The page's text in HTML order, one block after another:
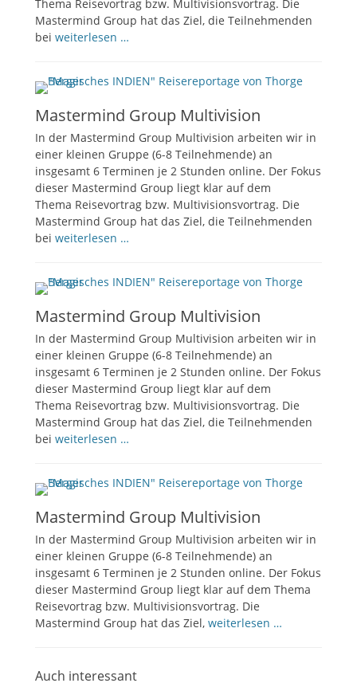
Thema Reisevortrag bzw. Multivisionsvortrag. Die
Mastermind Group hat das Ziel, die Teilnehmenden
bei weiterlesen …
Mastermind Group Multivision
In der Mastermind Group Multivision arbeiten wir in
einer kleinen Gruppe (6-8 Teilnehmende) an
insgesamt 6 Terminen je 2 Stunden online. Der Fokus
dieser Mastermind Group liegt klar auf dem
Thema Reisevortrag bzw. Multivisionsvortrag. Die
Mastermind Group hat das Ziel, die Teilnehmenden
bei weiterlesen …
Mastermind Group Multivision
In der Mastermind Group Multivision arbeiten wir in
einer kleinen Gruppe (6-8 Teilnehmende) an
insgesamt 6 Terminen je 2 Stunden online. Der Fokus
dieser Mastermind Group liegt klar auf dem
Thema Reisevortrag bzw. Multivisionsvortrag. Die
Mastermind Group hat das Ziel, die Teilnehmenden
bei weiterlesen …
Mastermind Group Multivision
In der Mastermind Group Multivision arbeiten wir in
einer kleinen Gruppe (6-8 Teilnehmende) an
insgesamt 6 Terminen je 2 Stunden online. Der Fokus
dieser Mastermind Group liegt klar auf dem Thema
Reisevortrag bzw. Multivisionsvortrag. Die
Mastermind Group hat das Ziel, weiterlesen …
Auch interessant